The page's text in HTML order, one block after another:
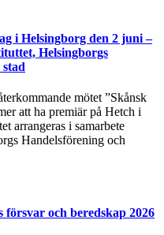
i Helsingborg den 2 juni –
Helsingborgs
mötet ”Skånsk
att ha premiär på Hetch i
arrangeras i samarbete
Handelsförening och
försvar och beredskap 2026